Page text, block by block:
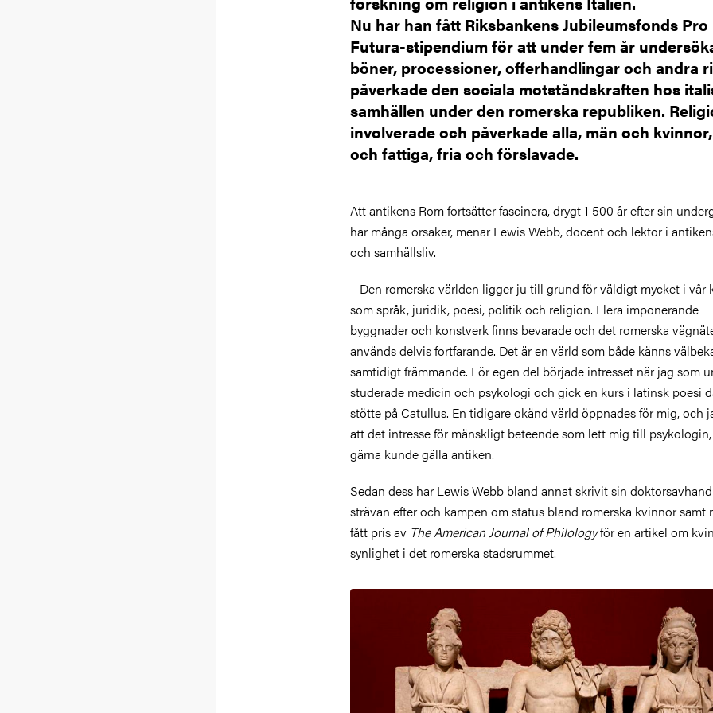
Nu har han fått Riksbankens Jubileumsfonds Pro
Futura-stipendium för att under fem år
böner, processioner, offerhandlingar och andra
påverkade den sociala motståndskraften hos
samhällen under den romerska republiken.
involverade och påverkade alla, män och
och fattiga, fria och förslavade.
Att antikens Rom fortsätter fascinera, drygt 1 500 år efter sin
har många orsaker, menar Lewis Webb, docent och lektor i
och samhällsliv.
– Den romerska världen ligger ju till grund för väldigt mycket i vår
som språk, juridik, poesi, politik och religion. Flera imponerande
byggnader och konstverk finns bevarade och det romerska
används delvis fortfarande. Det är en värld som både känns
samtidigt främmande. För egen del började intresset när jag som
studerade medicin och psykologi och gick en kurs i latinsk poesi
stötte på Catullus. En tidigare okänd värld öppnades för mig, och
att det intresse för mänskligt beteende som lett mig till
gärna kunde gälla antiken.
Sedan dess har Lewis Webb bland annat skrivit sin
strävan efter och kampen om status bland romerska kvinnor samt
fått pris av The American Journal of Philologyför en artikel om
synlighet i det romerska stadsrummet.